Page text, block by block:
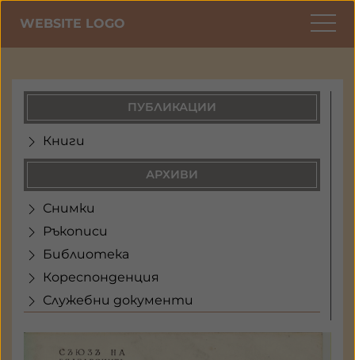
WEBSITE LOGO
ПУБЛИКАЦИИ
Книги
АРХИВИ
Снимки
Ръкописи
Библиотека
Кореспонденция
Служебни документи